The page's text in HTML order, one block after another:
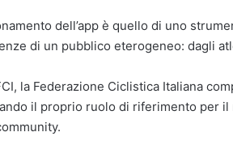
dell’app è quello di uno
di un pubblico eterogeneo: dagli
la Federazione Ciclistica Italiana
il proprio ruolo di riferimento per